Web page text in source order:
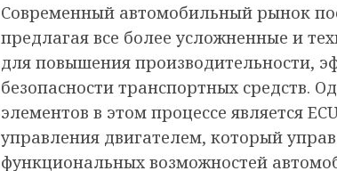
Современный автомобильный рынок
предлагая все более усложненные и
для повышения производительности,
безопасности транспортных средств.
элементов в этом процессе является
управления двигателем, который
функциональных возможностей